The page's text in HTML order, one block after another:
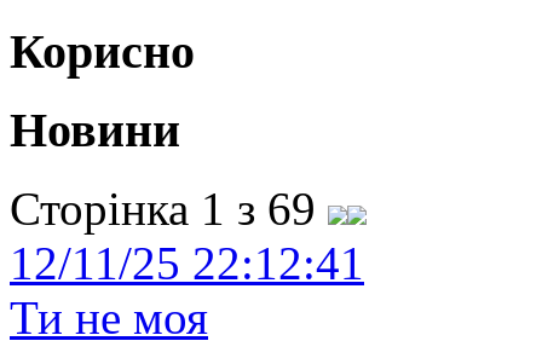
Корисно
Новини
Сторінка 1 з 69
12/11/25 22:12:41
Ти не моя